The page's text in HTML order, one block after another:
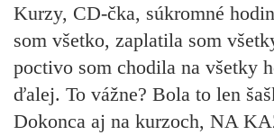
Kurzy, CD-čka, súkromné
som všetko, zaplatila som
poctivo som chodila na všetky
ďalej. To vážne? Bola to len
Dokonca aj na kurzoch, NA